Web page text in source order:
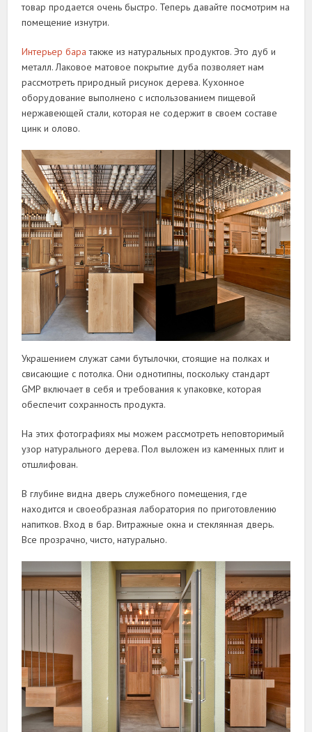
товар продается очень быстро. Теперь давайте посмотрим на
помещение изнутри.
Интерьер бара также из натуральных продуктов. Это дуб и
металл. Лаковое матовое покрытие дуба позволяет нам
рассмотреть природный рисунок дерева. Кухонное
оборудование выполнено с использованием пищевой
нержавеющей стали, которая не содержит в своем составе
цинк и олово.
Украшением служат сами бутылочки, стоящие на полках и
свисающие с потолка. Они однотипны, поскольку стандарт
GMP включает в себя и требования к упаковке, которая
обеспечит сохранность продукта.
На этих фотографиях мы можем рассмотреть неповторимый
узор натурального дерева. Пол выложен из каменных плит и
отшлифован.
В глубине видна дверь служебного помещения, где
находится и своеобразная лаборатория по приготовлению
напитков. Вход в бар. Витражные окна и стеклянная дверь.
Все прозрачно, чисто, натурально.